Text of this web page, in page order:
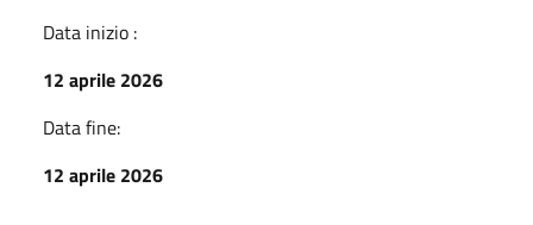
Data inizio :
12 aprile 2026
Data fine:
12 aprile 2026